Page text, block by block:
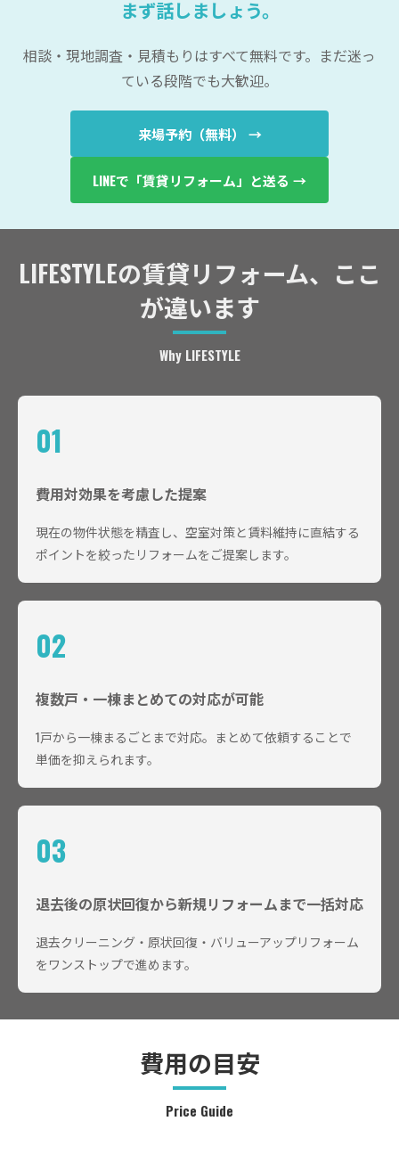
まず話しましょう。
相談・現地調査・見積もりはすべて無料です。まだ迷っ
ている段階でも大歓迎。
来場予約（無料） →
LINEで「賃貸リフォーム」と送る →
LIFESTYLEの賃貸リフォーム、ここ
が違います
Why LIFESTYLE
01
費用対効果を考慮した提案
現在の物件状態を精査し、空室対策と賃料維持に直結する
ポイントを絞ったリフォームをご提案します。
02
複数戸・一棟まとめての対応が可能
1戸から一棟まるごとまで対応。まとめて依頼することで
単価を抑えられます。
03
退去後の原状回復から新規リフォームまで一括対応
退去クリーニング・原状回復・バリューアップリフォーム
をワンストップで進めます。
費用の目安
Price Guide